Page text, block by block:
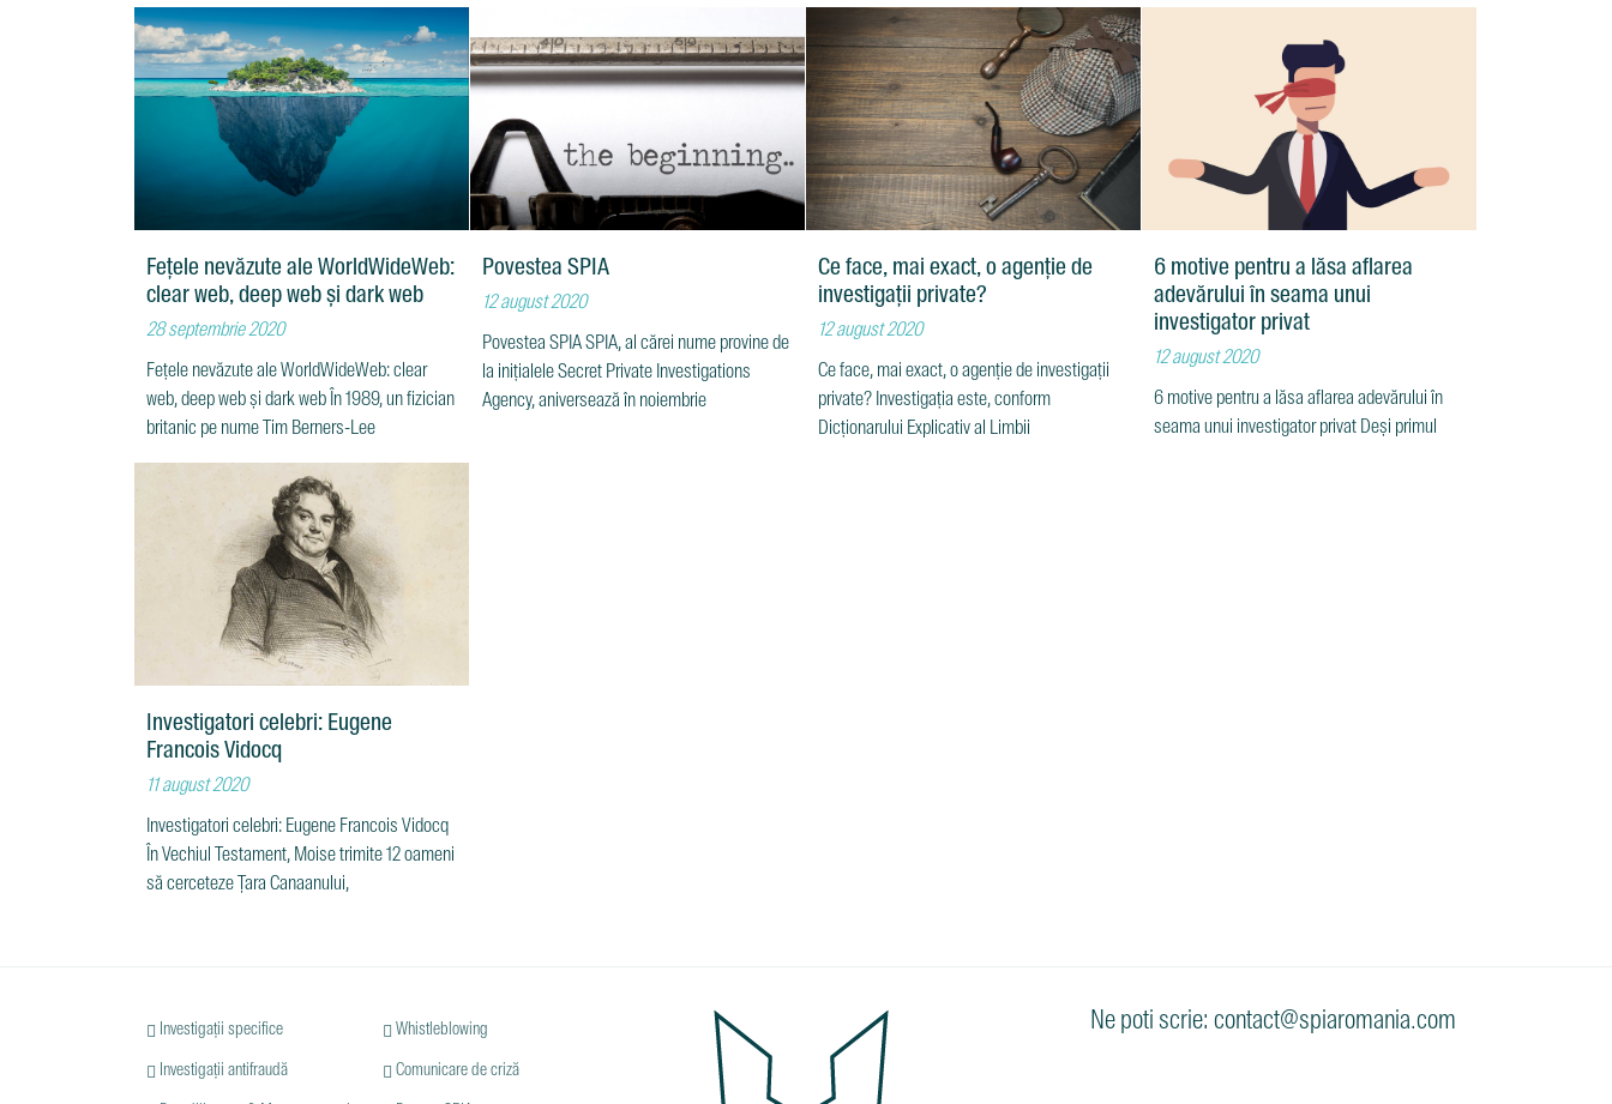
Fețele nevăzute ale WorldWideWeb:
clear web, deep web și dark web
28 septembrie 2020
Fețele nevăzute ale WorldWideWeb: clear
web, deep web și dark web În 1989, un fizician
britanic pe nume Tim Berners-Lee
Povestea SPIA
12 august 2020
Povestea SPIA SPIA, al cărei nume provine de
la inițialele Secret Private Investigations
Agency, aniversează în noiembrie
Ce face, mai exact, o agenție de
investigații private?
12 august 2020
Ce face, mai exact, o agenție de investigații
private? Investigația este, conform
Dicționarului Explicativ al Limbii
6 motive pentru a lăsa aflarea
adevărului în seama unui
investigator privat
12 august 2020
6 motive pentru a lăsa aflarea adevărului în
seama unui investigator privat Deși primul
Investigatori celebri: Eugene
Francois Vidocq
11 august 2020
Investigatori celebri: Eugene Francois Vidocq
În Vechiul Testament, Moise trimite 12 oameni
să cerceteze Țara Canaanului,
Investigații specifice Whistleblowing
Investigații antifraudă Comunicare de criză
Ne poti scrie: contact@spiaromania.com